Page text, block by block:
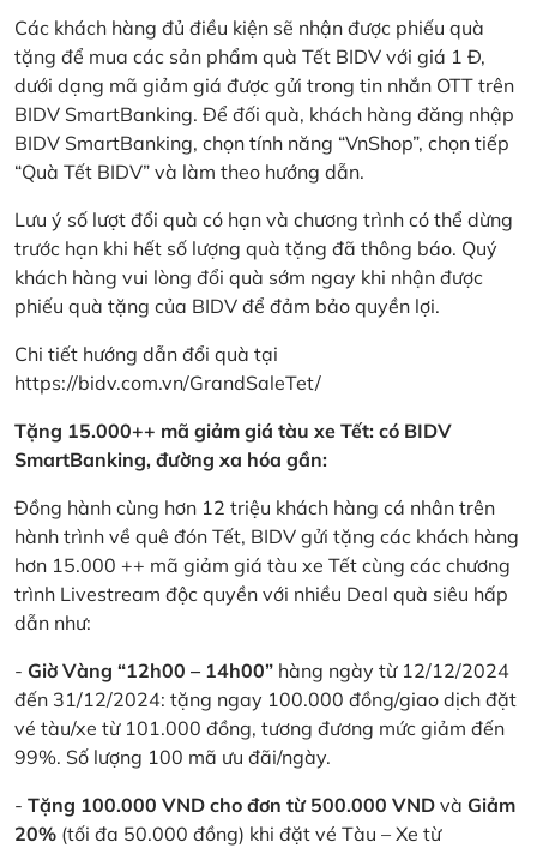
Các khách hàng đủ điều kiện sẽ nhận được phiếu quà
tặng để mua các sản phẩm quà Tết BIDV với giá 1 Đ,
dưới dạng mã giảm giá được gửi trong tin nhắn OTT trên
BIDV SmartBanking. Để đối quà, khách hàng đăng nhập
BIDV SmartBanking, chọn tính năng “VnShop”, chọn tiếp
“Quà Tết BIDV” và làm theo hướng dẫn.
Lưu ý số lượt đổi quà có hạn và chương trình có thể dừng
trước hạn khi hết số lượng quà tặng đã thông báo. Quý
khách hàng vui lòng đổi quà sớm ngay khi nhận được
phiếu quà tặng của BIDV để đảm bảo quyền lợi.
Chi tiết hướng dẫn đổi quà tại
https://bidv.com.vn/GrandSaleTet/
Tặng 15.000++ mã giảm giá tàu xe Tết: có BIDV
SmartBanking, đường xa hóa gần:
Đồng hành cùng hơn 12 triệu khách hàng cá nhân trên
hành trình về quê đón Tết, BIDV gửi tặng các khách hàng
hơn 15.000 ++ mã giảm giá tàu xe Tết cùng các chương
trình Livestream độc quyền với nhiều Deal quà siêu hấp
dẫn như:
- Giờ Vàng “12h00 – 14h00” hàng ngày từ 12/12/2024
đến 31/12/2024: tặng ngay 100.000 đồng/giao dịch đặt
vé tàu/xe từ 101.000 đồng, tương đương mức giảm đến
99%. Số lượng 100 mã ưu đãi/ngày.
- Tặng 100.000 VND cho đơn từ 500.000 VND và Giảm
20% (tối đa 50.000 đồng) khi đặt vé Tàu – Xe từ